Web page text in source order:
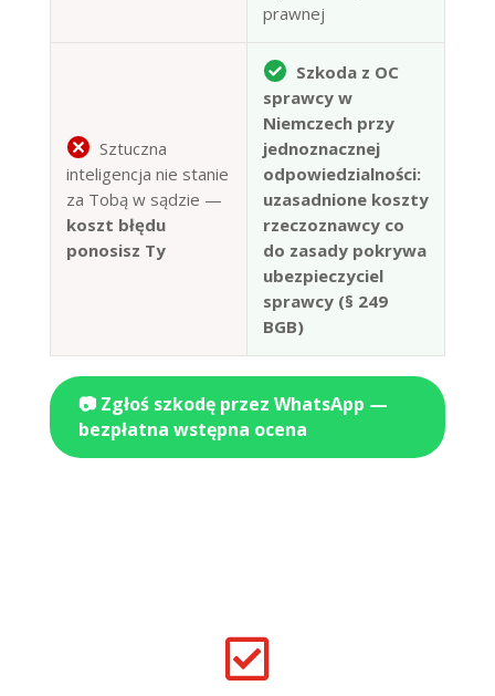
prawnej
Sztuczna
inteligencja nie stanie
za Tobą w sądzie —
koszt błędu
ponosisz Ty
Szkoda z OC
sprawcy w
Niemczech przy
jednoznacznej
odpowiedzialności:
uzasadnione koszty
rzeczoznawcy co
do zasady pokrywa
ubezpieczyciel
sprawcy (§ 249
BGB)
📷 Zgłoś szkodę przez WhatsApp —
bezpłatna wstępna ocena
